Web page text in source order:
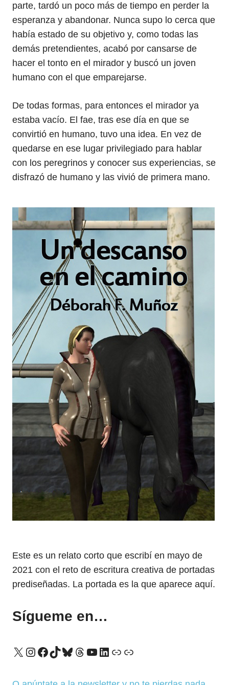
parte, tardó un poco más de tiempo en perder la
esperanza y abandonar. Nunca supo lo cerca que
había estado de su objetivo y, como todas las
demás pretendientes, acabó por cansarse de
hacer el tonto en el mirador y buscó un joven
humano con el que emparejarse.
De todas formas, para entonces el mirador ya
estaba vacío. El fae, tras ese día en que se
convirtió en humano, tuvo una idea. En vez de
quedarse en ese lugar privilegiado para hablar
con los peregrinos y conocer sus experiencias, se
disfrazó de humano y las vivió de primera mano.
Este es un relato corto que escribí en mayo de
2021 con el reto de escritura creativa de portadas
prediseñadas. La portada es la que aparece aquí.
Sígueme en…
X Instagram
Facebook
TikTok
Bluesky
Threads
YouTube
LinkedIn
Enlace
Enlace